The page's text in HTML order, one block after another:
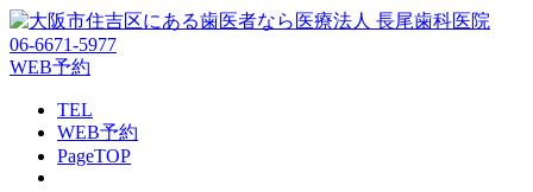
06-6671-5977
WEB予約
TEL
WEB予約
PageTOP